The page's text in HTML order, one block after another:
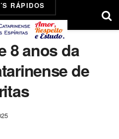
RÁPIDOS
8 anos da
de